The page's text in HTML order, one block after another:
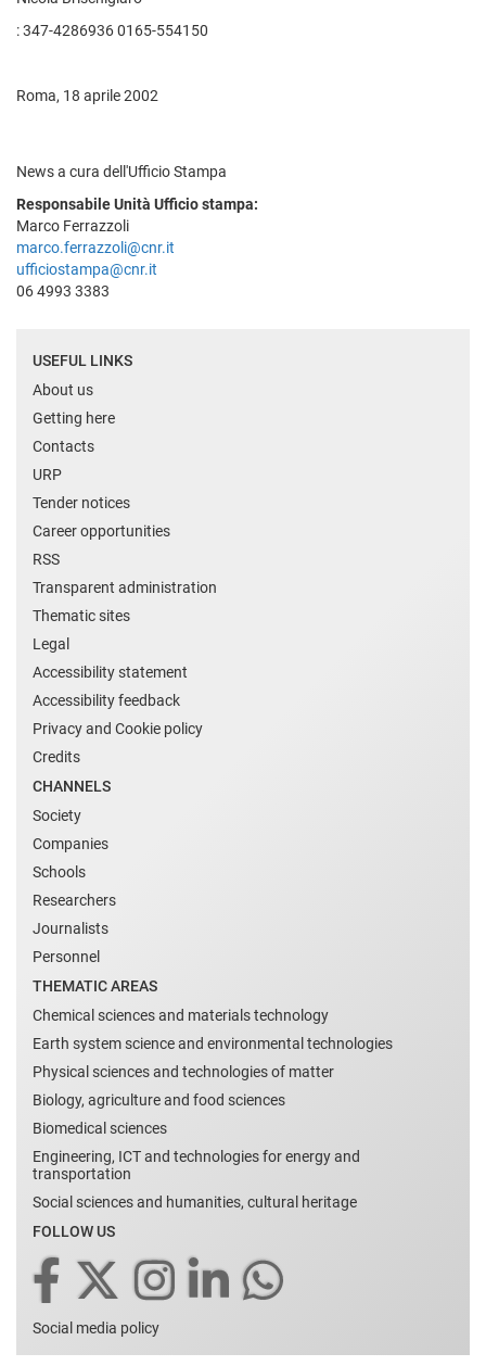
: 347-4286936 0165-554150
Roma, 18 aprile 2002
News a cura dell'Ufficio Stampa
Responsabile Unità Ufficio stampa:
Marco Ferrazzoli
marco.ferrazzoli@cnr.it
ufficiostampa@cnr.it
06 4993 3383
USEFUL LINKS
About us
Getting here
Contacts
URP
Tender notices
Career opportunities
RSS
Transparent administration
Thematic sites
Legal
Accessibility statement
Accessibility feedback
Privacy and Cookie policy
Credits
CHANNELS
Society
Companies
Schools
Researchers
Journalists
Personnel
THEMATIC AREAS
Chemical sciences and materials technology
Earth system science and environmental technologies
Physical sciences and technologies of matter
Biology, agriculture and food sciences
Biomedical sciences
Engineering, ICT and technologies for energy and
transportation
Social sciences and humanities, cultural heritage
FOLLOW US
Social media policy